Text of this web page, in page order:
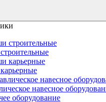
навесное